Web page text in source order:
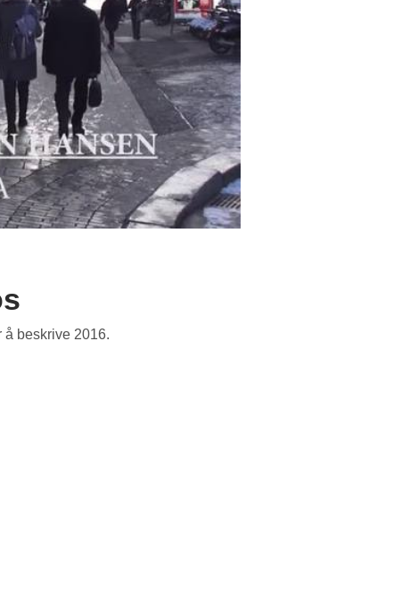
å beskrive 2016.